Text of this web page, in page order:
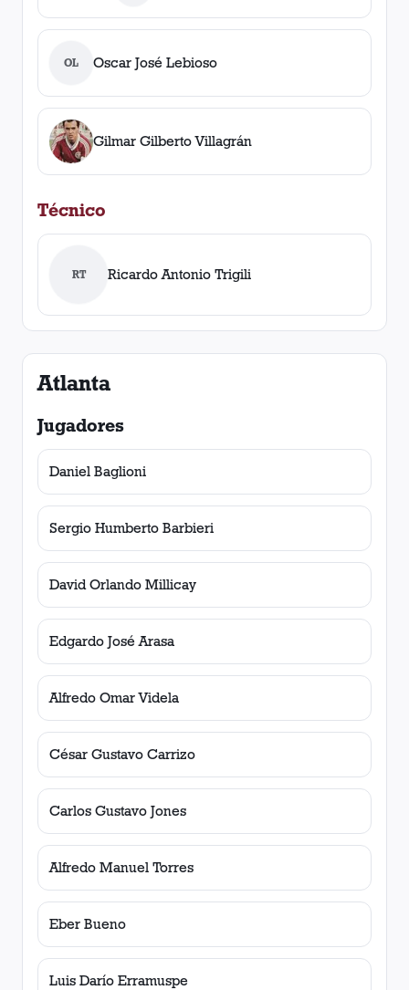
OL Oscar José Lebioso
Gilmar Gilberto Villagrán
Técnico
RT Ricardo Antonio Trigili
Atlanta
Jugadores
Daniel Baglioni
Sergio Humberto Barbieri
David Orlando Millicay
Edgardo José Arasa
Alfredo Omar Videla
César Gustavo Carrizo
Carlos Gustavo Jones
Alfredo Manuel Torres
Eber Bueno
Luis Darío Erramuspe